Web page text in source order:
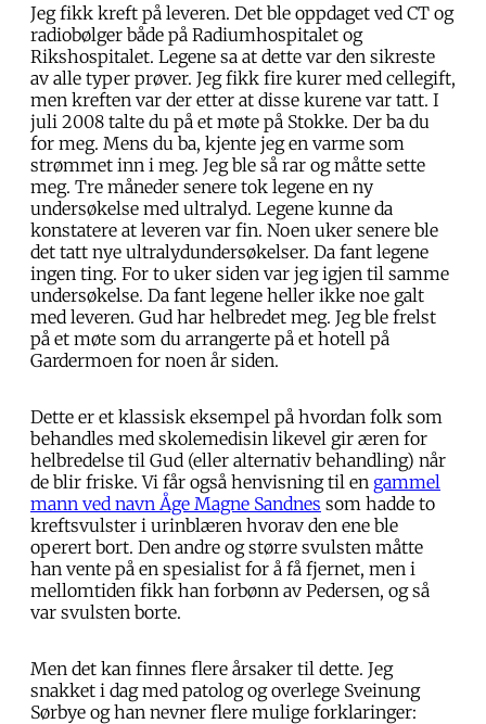
Jeg fikk kreft på leveren. Det ble oppdaget ved CT og
radiobølger både på Radiumhospitalet og
Rikshospitalet. Legene sa at dette var den sikreste
av alle typer prøver. Jeg fikk fire kurer med cellegift,
men kreften var der etter at disse kurene var tatt. I
juli 2008 talte du på et møte på Stokke. Der ba du
for meg. Mens du ba, kjente jeg en varme som
strømmet inn i meg. Jeg ble så rar og måtte sette
meg. Tre måneder senere tok legene en ny
undersøkelse med ultralyd. Legene kunne da
konstatere at leveren var fin. Noen uker senere ble
det tatt nye ultralydundersøkelser. Da fant legene
ingen ting. For to uker siden var jeg igjen til samme
undersøkelse. Da fant legene heller ikke noe galt
med leveren. Gud har helbredet meg. Jeg ble frelst
på et møte som du arrangerte på et hotell på
Gardermoen for noen år siden.
Dette er et klassisk eksempel på hvordan folk som
behandles med skolemedisin likevel gir æren for
helbredelse til Gud (eller alternativ behandling) når
de blir friske. Vi får også henvisning til en gammel
mann ved navn Åge Magne Sandnes som hadde to
kreftsvulster i urinblæren hvorav den ene ble
operert bort. Den andre og større svulsten måtte
han vente på en spesialist for å få fjernet, men i
mellomtiden fikk han forbønn av Pedersen, og så
var svulsten borte.
Men det kan finnes flere årsaker til dette. Jeg
snakket i dag med patolog og overlege Sveinung
Sørbye og han nevner flere mulige forklaringer: